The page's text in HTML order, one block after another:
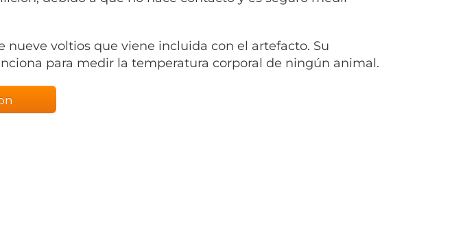
nueve voltios que viene incluida con el artefacto. Su
para medir la temperatura corporal de ningún animal.